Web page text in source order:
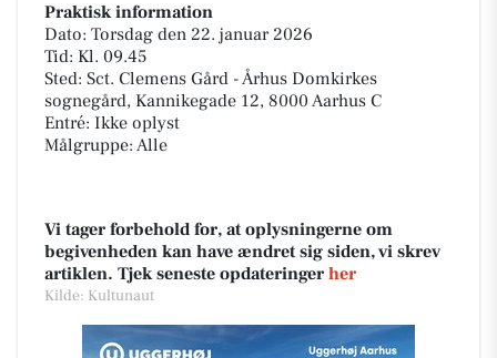
Praktisk information
Dato: Torsdag den 22. januar 2026
Tid: Kl. 09.45
Sted: Sct. Clemens Gård - Århus Domkirkes
sognegård, Kannikegade 12, 8000 Aarhus C
Entré: Ikke oplyst
Målgruppe: Alle
Vi tager forbehold for, at oplysningerne om
begivenheden kan have ændret sig siden, vi skrev
artiklen. Tjek seneste opdateringer her
Kilde: Kultunaut